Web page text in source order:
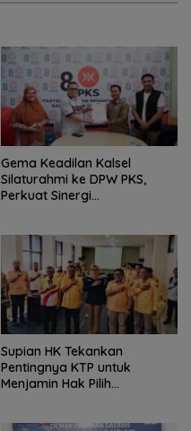
‎Gema Keadilan Kalsel
Silaturahmi ke DPW PKS,
Perkuat Sinergi
Supian HK Tekankan
Pentingnya KTP untuk
Menjamin Hak Pilih